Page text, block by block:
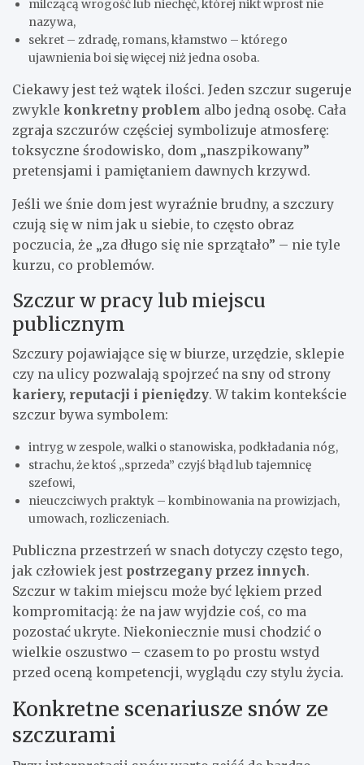
milczącą wrogość lub niechęć, której nikt wprost nie
nazywa,
sekret – zdradę, romans, kłamstwo – którego
ujawnienia boi się więcej niż jedna osoba.
Ciekawy jest też wątek ilości. Jeden szczur sugeruje
zwykle konkretny problem albo jedną osobę. Cała
zgraja szczurów częściej symbolizuje atmosferę:
toksyczne środowisko, dom „naszpikowany”
pretensjami i pamiętaniem dawnych krzywd.
Jeśli we śnie dom jest wyraźnie brudny, a szczury
czują się w nim jak u siebie, to często obraz
poczucia, że „za długo się nie sprzątało” – nie tyle
kurzu, co problemów.
Szczur w pracy lub miejscu
publicznym
Szczury pojawiające się w biurze, urzędzie, sklepie
czy na ulicy pozwalają spojrzeć na sny od strony
kariery, reputacji i pieniędzy. W takim kontekście
szczur bywa symbolem:
intryg w zespole, walki o stanowiska, podkładania nóg,
strachu, że ktoś „sprzeda” czyjś błąd lub tajemnicę
szefowi,
nieuczciwych praktyk – kombinowania na prowizjach,
umowach, rozliczeniach.
Publiczna przestrzeń w snach dotyczy często tego,
jak człowiek jest postrzegany przez innych.
Szczur w takim miejscu może być lękiem przed
kompromitacją: że na jaw wyjdzie coś, co ma
pozostać ukryte. Niekoniecznie musi chodzić o
wielkie oszustwo – czasem to po prostu wstyd
przed oceną kompetencji, wyglądu czy stylu życia.
Konkretne scenariusze snów ze
szczurami